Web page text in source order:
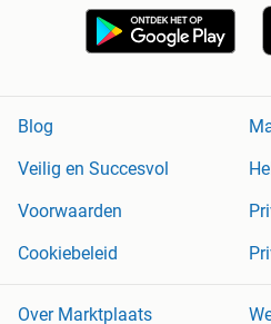
Blog
Veilig en Succesvol
Voorwaarden
Cookiebeleid
Over Marktplaats